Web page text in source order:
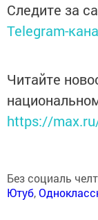
Следите за
Telegram-
Читайте
https://
Без социаль
Ютуб,